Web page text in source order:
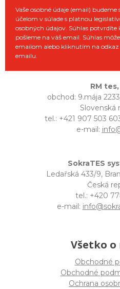
Vaše osobné údaje (email)
účelom v súlade s platnou
osobných údajov. Súhlas
pošleme na váš email. Súhlas
emailom alebo kliknutím na
emailu.
RM
obchod: 9.mája
Slovenská
tel.: +421 907 503
e-mail:
SokraTES
Ledařská 433/9,
Česká
tel.: +420
e-mail:
Všetko o
Obchodné
Obchodné
Ochrana